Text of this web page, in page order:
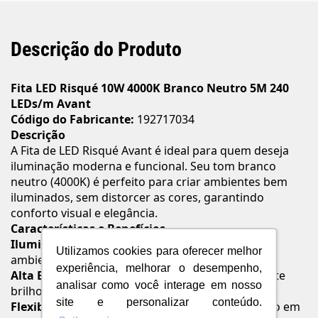
Utilizamos cookies para oferecer melhor
experiência, melhorar o desempenho,
analisar como você interage em nosso
site e personalizar conteúdo.
Descrição do Produto
Fita LED Risqué 10W 4000K Branco Neutro 5M 240
LEDs/m Avant
Código do Fabricante: 192717034
Descrição
A Fita de LED Risqué Avant é ideal para quem deseja
iluminação moderna e funcional. Seu tom branco
neutro (4000K) é perfeito para criar ambientes bem
iluminados, sem distorcer as cores, garantindo
conforto visual e elegância.
Características e Benefícios
Iluminação Difusa:
Luz uniforme que valoriza o
ambiente.
Alta Eficiência:240 LEDs por metro para excelente
brilho e economia de energia.
Flexibilidade:
Estrutura adaptável para instalação em